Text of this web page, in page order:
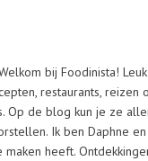
bij Foodinista!
restaurants, reizen
Op de blog kun je ze
Ik ben Daphne
maken heeft.